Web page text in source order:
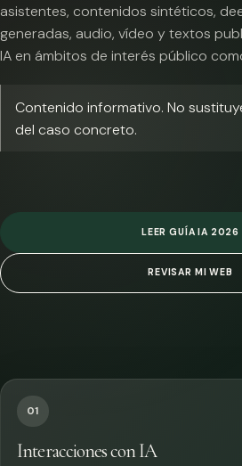
asistentes, contenidos sintéticos,
generadas, audio, vídeo y textos
IA en ámbitos de interés público
Contenido informativo. No
del caso concreto.
LEER GUÍA IA 2026
REVISAR MI WEB
01
Interacciones con IA